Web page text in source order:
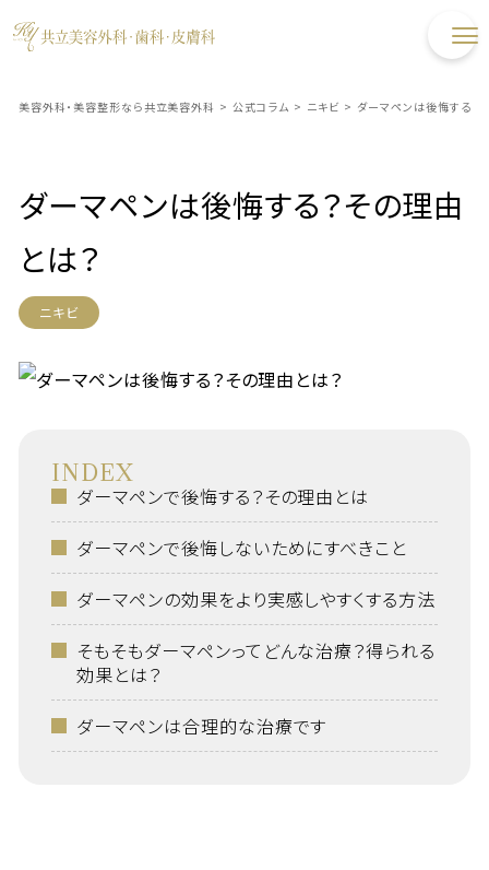
美容外科・美容整形なら共立美容外科 > 公式コラム > ニキビ > ダーマペンは後悔する？
ダーマペンは後悔する？その理由
とは？
ニキビ
INDEX
ダーマペンで後悔する？その理由とは
ダーマペンで後悔しないためにすべきこと
ダーマペンの効果をより実感しやすくする方法
そもそもダーマペンってどんな治療？得られる
効果とは？
ダーマペンは合理的な治療です